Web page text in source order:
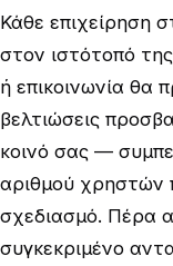
Κάθε επιχείρηση
στον ιστότοπό
ή επικοινωνία θα
βελτιώσεις
κοινό σας —
αριθμού χρηστών
σχεδιασμό. Πέρα
συγκεκριμένο